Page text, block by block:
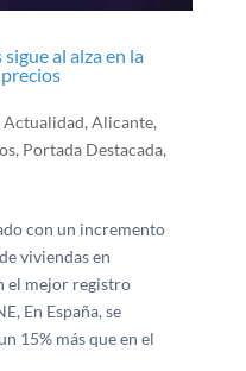
al alza en la
Actualidad, Alicante,
, Portada Destacada,
con un incremento
viviendas en
el mejor registro
En España, se
15% más que en el